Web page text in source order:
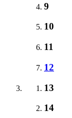
9
10
11
12
13
14